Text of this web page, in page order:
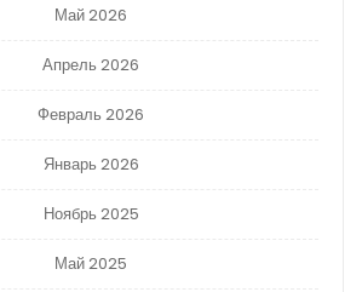
Май 2026
Апрель 2026
Февраль 2026
Январь 2026
Ноябрь 2025
Май 2025